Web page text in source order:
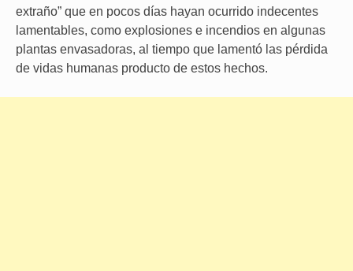
extraño” que en pocos días hayan ocurrido indecentes
lamentables, como explosiones e incendios en algunas
plantas envasadoras, al tiempo que lamentó las pérdida
de vidas humanas producto de estos hechos.